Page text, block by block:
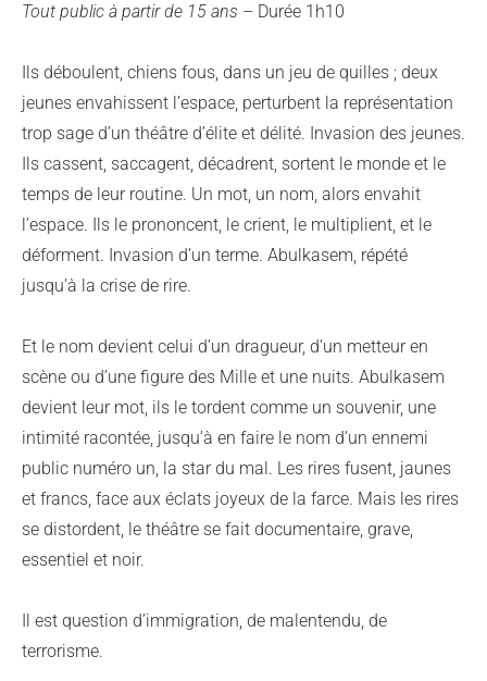
Tout public à partir de 15 ans – Durée 1h10
Ils déboulent, chiens fous, dans un jeu de quilles ; deux
jeunes envahissent l’espace, perturbent la représentation
trop sage d’un théâtre d’élite et délité. Invasion des jeunes.
Ils cassent, saccagent, décadrent, sortent le monde et le
temps de leur routine. Un mot, un nom, alors envahit
l’espace. Ils le prononcent, le crient, le multiplient, et le
déforment. Invasion d’un terme. Abulkasem, répété
jusqu’à la crise de rire.
Et le nom devient celui d’un dragueur, d’un metteur en
scène ou d’une figure des Mille et une nuits. Abulkasem
devient leur mot, ils le tordent comme un souvenir, une
intimité racontée, jusqu’à en faire le nom d’un ennemi
public numéro un, la star du mal. Les rires fusent, jaunes
et francs, face aux éclats joyeux de la farce. Mais les rires
se distordent, le théâtre se fait documentaire, grave,
essentiel et noir.
Il est question d’immigration, de malentendu, de
terrorisme.